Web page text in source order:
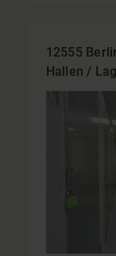
12555
Hallen /